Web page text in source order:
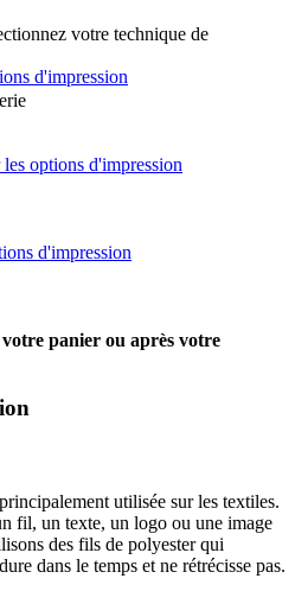
votre technique de
d'impression
options d'impression
d'impression
panier ou après votre
utilisée sur les textiles.
fil, un texte, un logo ou une image
des fils de polyester qui
dans le temps et ne rétrécisse pas.